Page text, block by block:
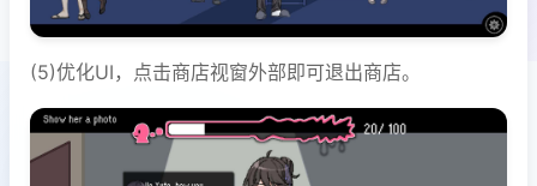
(5)优化UI，点击商店视窗外部即可退出商店。